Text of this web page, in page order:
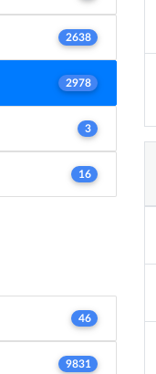
2638
2978
3
16
46
9831